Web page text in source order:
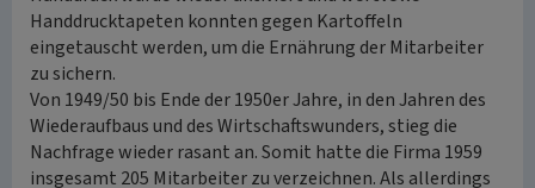
Handdrucktapeten konnten gegen Kartoffeln
eingetauscht werden, um die Ernährung der Mitarbeiter
zu sichern.
Von 1949/50 bis Ende der 1950er Jahre, in den Jahren des
Wiederaufbaus und des Wirtschaftswunders, stieg die
Nachfrage wieder rasant an. Somit hatte die Firma 1959
insgesamt 205 Mitarbeiter zu verzeichnen. Als allerdings